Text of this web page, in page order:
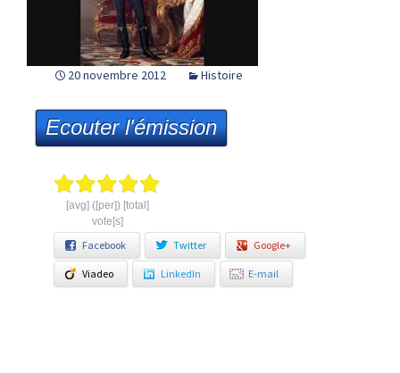
20 novembre 2012 Histoire
Ecouter l'émission
[avg] ([per]) [total]
vote[s]
Facebook Twitter Google+
Viadeo LinkedIn E-mail